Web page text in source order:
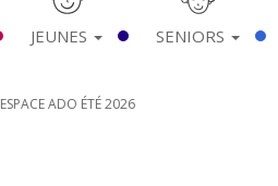
JEUNES SENIORS
ESPACE ADO ÉTÉ 2026